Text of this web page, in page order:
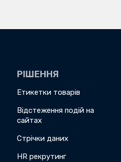
РІШЕННЯ
Етикетки товарів
Відстеження подій на
сайтах
Стрічки даних
HR рекрутинг